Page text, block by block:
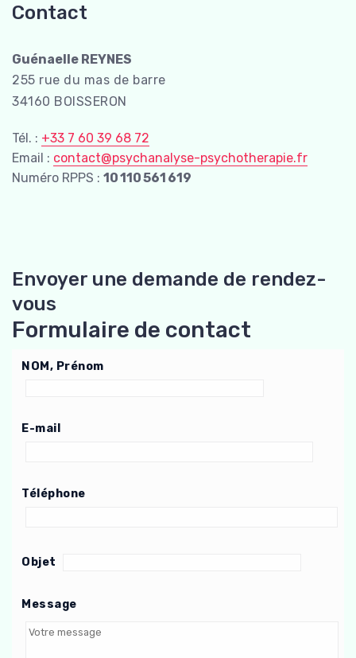
Contact
Guénaelle REYNES
255 rue du mas de barre
34160 BOISSERON
Tél. : +33 7 60 39 68 72
Email : contact@psychanalyse-psychotherapie.fr
Numéro RPPS : 10 110 561 619
Envoyer une demande de rendez-
vous
Formulaire de contact
NOM, Prénom
E-mail
Téléphone
Objet
Message